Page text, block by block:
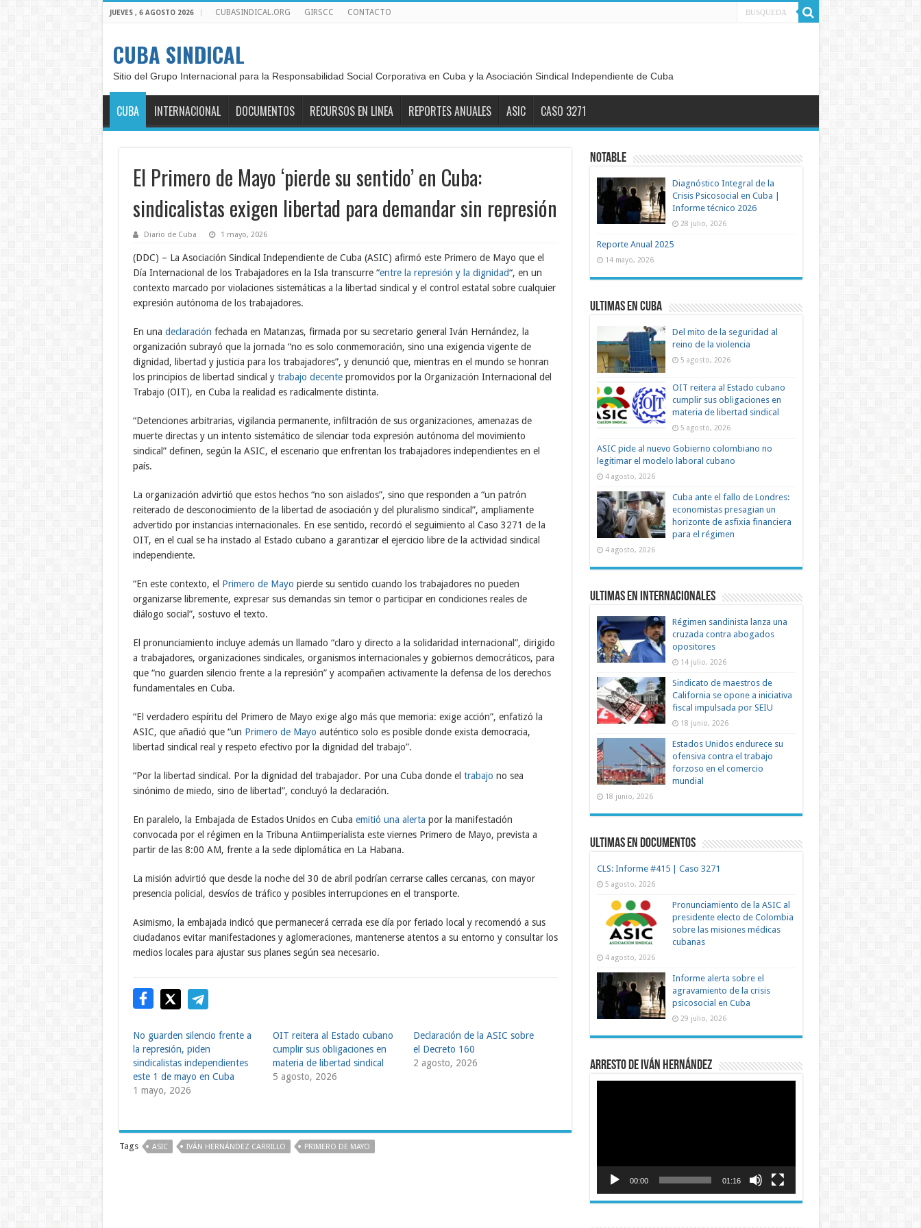
JUEVES , 6 AGOSTO 2026 CUBASINDICAL.ORG GIRSCC CONTACTO
CUBA SINDICAL
Sitio del Grupo Internacional para la Responsabilidad Social Corporativa en Cuba y la Asociación Sindical Independiente de Cuba
CUBA INTERNACIONAL DOCUMENTOS RECURSOS EN LINEA REPORTES ANUALES ASIC CASO 3271
El Primero de Mayo ‘pierde su sentido’ en Cuba:
sindicalistas exigen libertad para demandar sin represión
Diario de Cuba 1 mayo, 2026
(DDC) – La Asociación Sindical Independiente de Cuba (ASIC) afirmó este Primero de Mayo que el
Día Internacional de los Trabajadores en la Isla transcurre “entre la represión y la dignidad“, en un
contexto marcado por violaciones sistemáticas a la libertad sindical y el control estatal sobre cualquier
expresión autónoma de los trabajadores.
En una declaración fechada en Matanzas, firmada por su secretario general Iván Hernández, la
organización subrayó que la jornada “no es solo conmemoración, sino una exigencia vigente de
dignidad, libertad y justicia para los trabajadores”, y denunció que, mientras en el mundo se honran
los principios de libertad sindical y trabajo decentepromovidos por la Organización Internacional del
Trabajo (OIT), en Cuba la realidad es radicalmente distinta.
“Detenciones arbitrarias, vigilancia permanente, infiltración de sus organizaciones, amenazas de
muerte directas y un intento sistemático de silenciar toda expresión autónoma del movimiento
sindical” definen, según la ASIC, el escenario que enfrentan los trabajadores independientes en el
país.
La organización advirtió que estos hechos “no son aislados”, sino que responden a “un patrón
reiterado de desconocimiento de la libertad de asociación y del pluralismo sindical”, ampliamente
advertido por instancias internacionales. En ese sentido, recordó el seguimiento al Caso 3271 de la
OIT, en el cual se ha instado al Estado cubano a garantizar el ejercicio libre de la actividad sindical
independiente.
“En este contexto, el Primero de Mayo pierde su sentido cuando los trabajadores no pueden
organizarse libremente, expresar sus demandas sin temor o participar en condiciones reales de
diálogo social”, sostuvo el texto.
El pronunciamiento incluye además un llamado “claro y directo a la solidaridad internacional”, dirigido
a trabajadores, organizaciones sindicales, organismos internacionales y gobiernos democráticos, para
que “no guarden silencio frente a la represión” y acompañen activamente la defensa de los derechos
fundamentales en Cuba.
“El verdadero espíritu del Primero de Mayo exige algo más que memoria: exige acción”, enfatizó la
ASIC, que añadió que “un Primero de Mayo auténtico solo es posible donde exista democracia,
libertad sindical real y respeto efectivo por la dignidad del trabajo”.
“Por la libertad sindical. Por la dignidad del trabajador. Por una Cuba donde el trabajo no sea
sinónimo de miedo, sino de libertad”, concluyó la declaración.
En paralelo, la Embajada de Estados Unidos en Cuba emitió una alerta por la manifestación
convocada por el régimen en la Tribuna Antiimperialista este viernes Primero de Mayo, prevista a
partir de las 8:00 AM, frente a la sede diplomática en La Habana.
La misión advirtió que desde la noche del 30 de abril podrían cerrarse calles cercanas, con mayor
presencia policial, desvíos de tráfico y posibles interrupciones en el transporte.
Asimismo, la embajada indicó que permanecerá cerrada ese día por feriado local y recomendó a sus
ciudadanos evitar manifestaciones y aglomeraciones, mantenerse atentos a su entorno y consultar los
medios locales para ajustar sus planes según sea necesario.
No guarden silencio frente a
la represión, piden
sindicalistas independientes
este 1 de mayo en Cuba
1 mayo, 2026
OIT reitera al Estado cubano
cumplir sus obligaciones en
materia de libertad sindical
5 agosto, 2026
Declaración de la ASIC sobre
el Decreto 160
2 agosto, 2026
Tags ASIC IVÁN HERNÁNDEZ CARRILLO PRIMERO DE MAYO
Notable
Diagnóstico Integral de la
Crisis Psicosocial en Cuba |
Informe técnico 2026
28 julio, 2026
Reporte Anual 2025
14 mayo, 2026
Ultimas en Cuba
Del mito de la seguridad al
reino de la violencia
5 agosto, 2026
OIT reitera al Estado cubano
cumplir sus obligaciones en
materia de libertad sindical
5 agosto, 2026
ASIC pide al nuevo Gobierno colombiano no
legitimar el modelo laboral cubano
4 agosto, 2026
Cuba ante el fallo de Londres:
economistas presagian un
horizonte de asfixia financiera
para el régimen
4 agosto, 2026
Ultimas en Internacionales
Régimen sandinista lanza una
cruzada contra abogados
opositores
14 julio, 2026
Sindicato de maestros de
California se opone a iniciativa
fiscal impulsada por SEIU
18 junio, 2026
Estados Unidos endurece su
ofensiva contra el trabajo
forzoso en el comercio
mundial
18 junio, 2026
Ultimas en documentos
CLS: Informe #415 | Caso 3271
5 agosto, 2026
Pronunciamiento de la ASIC al
presidente electo de Colombia
sobre las misiones médicas
cubanas
4 agosto, 2026
Informe alerta sobre el
agravamiento de la crisis
psicosocial en Cuba
29 julio, 2026
Arresto de Iván Hernández
00:00 01:16